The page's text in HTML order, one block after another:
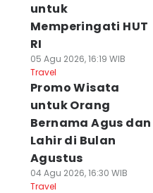
untuk
Memperingati HUT
RI
05 Agu 2026, 16:19 WIB
Travel
Promo Wisata
untuk Orang
Bernama Agus dan
Lahir di Bulan
Agustus
04 Agu 2026, 16:30 WIB
Travel